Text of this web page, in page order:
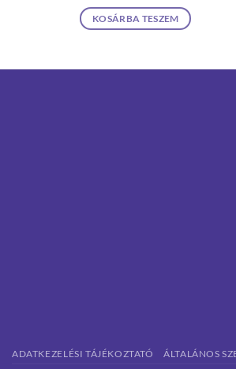
KOSÁRBA TESZEM
ADATKEZELÉSI TÁJÉKOZTATÓ ÁLTALÁNOS